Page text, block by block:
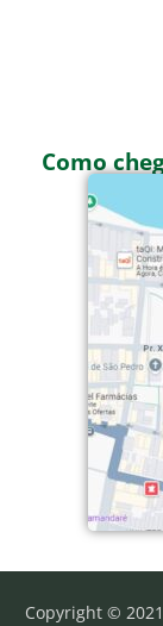
Como
Copyright ©